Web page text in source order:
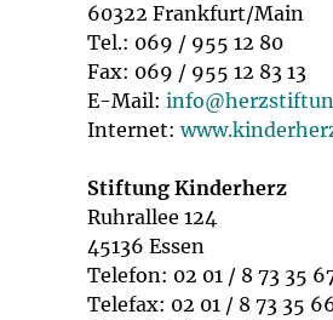
60322 Frankfurt/Main
Tel.: 069 / 955 12 80
Fax: 069 / 955 12 83 13
E-Mail: info@
Internet:
Stiftung Kinderherz
Ruhrallee 124
45136 Essen
Telefon: 02 01 / 8 73 35
Telefax: 02 01 / 8 73 35